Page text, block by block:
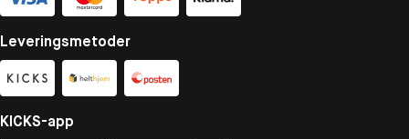
Leveringsmetoder
KICKS-app